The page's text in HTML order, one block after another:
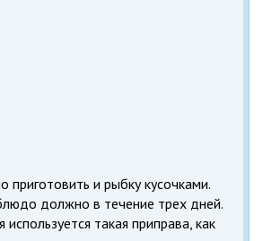
и рыбку кусочками.
должно в течение трех дней.
используется такая приправа, как